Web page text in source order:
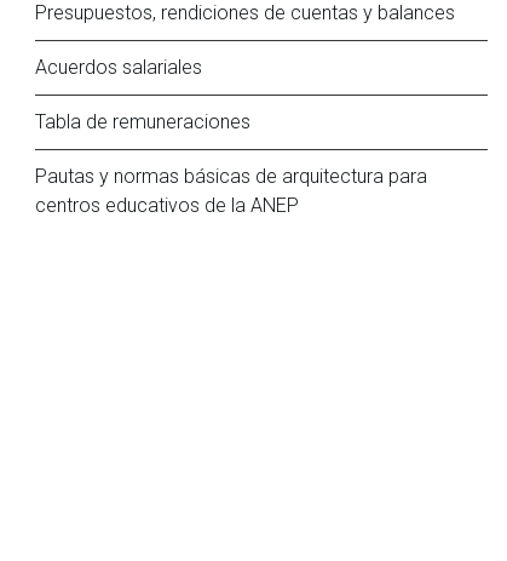
Presupuestos, rendiciones de cuentas y balances
Acuerdos salariales
Tabla de remuneraciones
Pautas y normas básicas de arquitectura para
centros educativos de la ANEP